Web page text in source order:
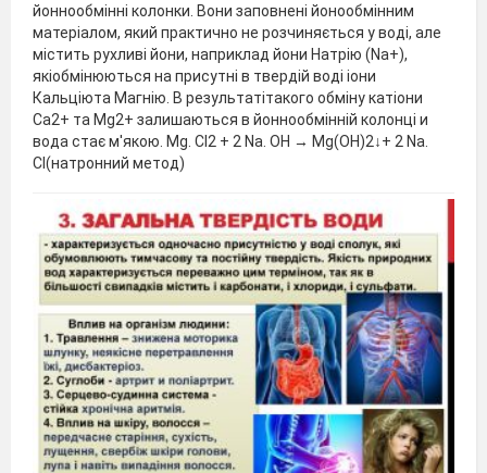
йоннообмінні колонки. Вони заповнені йонообмінним
матеріалом, який практично не розчиняється у воді, але
містить рухливі йони, наприклад йони Натрію (Na+),
якіобмінюються на присутні в твердій воді іони
Кальціюта Магнію. В результатітакого обміну катіони
Са2+ та Mg2+ залишаються в йоннообмінній колонці и
вода стає м'якою. Mg. Cl2 + 2 Nа. ОН → Mg(ОН)2↓+ 2 Na.
Cl(натронний метод)